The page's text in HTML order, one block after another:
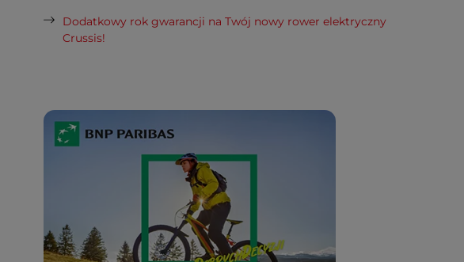
Dodatkowy rok gwarancji na Twój nowy rower elektryczny
Crussis!